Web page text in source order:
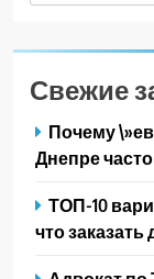
Свежие
Почему
Днепре
ТОП-10
что